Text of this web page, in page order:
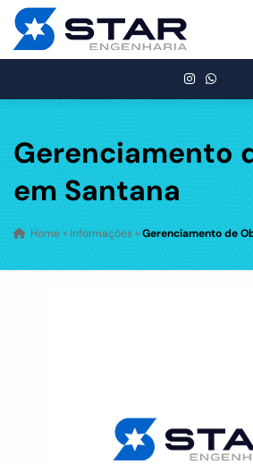
Gerenciamento
em Santana
Home » Informações »Gerenciamento de